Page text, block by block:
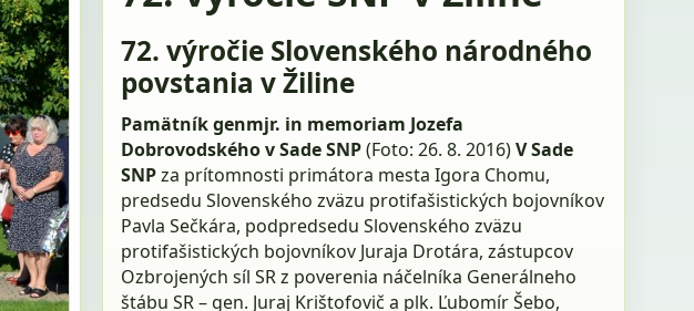
72. výročie Slovenského národného
povstania v Žiline
Pamätník genmjr. in memoriam Jozefa
Dobrovodského v Sade SNP(Foto: 26. 8. 2016)V Sade
SNPza prítomnosti primátora mesta Igora Chomu,
predsedu Slovenského zväzu protifašistických bojovníkov
Pavla Sečkára, podpredsedu Slovenského zväzu
protifašistických bojovníkov Juraja Drotára, zástupcov
Ozbrojených síl SR z poverenia náčelníka Generálneho
štábu SR – gen. Juraj Krištofovič a plk. Ľubomír Šebo,